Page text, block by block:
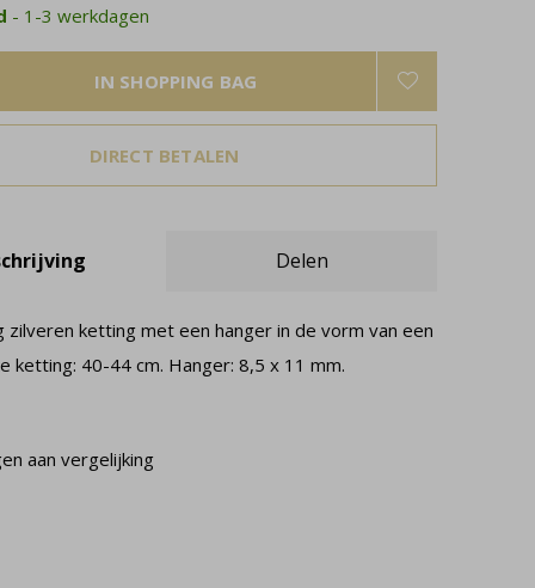
- 1-3 werkdagen
IN SHOPPING BAG
DIRECT BETALEN
Delen
zilveren ketting met een hanger in de vorm van een
ketting: 40-44 cm. Hanger: 8,5 x 11 mm.
aan vergelijking